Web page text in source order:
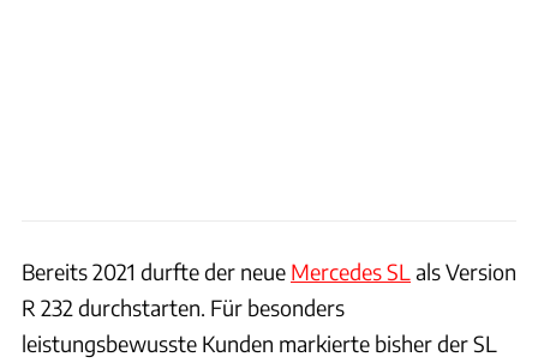
Bereits 2021 durfte der neue Mercedes SLals Version
R 232 durchstarten. Für besonders
leistungsbewusste Kunden markierte bisher der SL